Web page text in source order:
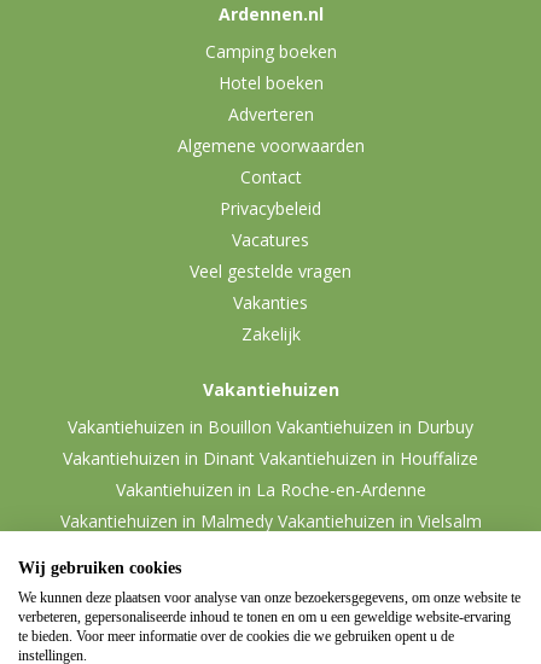
Ardennen.nl
Camping boeken
Hotel boeken
Adverteren
Algemene voorwaarden
Contact
Privacybeleid
Vacatures
Veel gestelde vragen
Vakanties
Zakelijk
Vakantiehuizen
Vakantiehuizen in Bouillon Vakantiehuizen in Durbuy
Vakantiehuizen in Dinant Vakantiehuizen in Houffalize
Vakantiehuizen in La Roche-en-Ardenne
Vakantiehuizen in Malmedy Vakantiehuizen in Vielsalm
Wij gebruiken cookies
We kunnen deze plaatsen voor analyse van onze bezoekersgegevens, om onze website te
verbeteren, gepersonaliseerde inhoud te tonen en om u een geweldige website-ervaring
te bieden. Voor meer informatie over de cookies die we gebruiken opent u de
instellingen.